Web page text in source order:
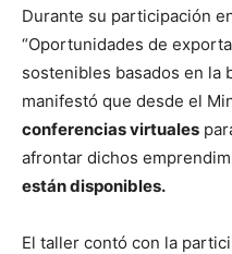
Durante su participación
“Oportunidades de
sostenibles basados en la
manifestó que desde el
conferencias virtuales
afrontar dichos
están disponibles.
El taller contó con la